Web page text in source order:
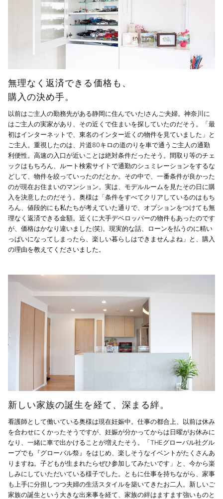
無理なく返済できる価格も、
購入の決め手。
以前はご主人の勤務先がある静岡に住んでいたIさんご夫婦。神奈川に
はご主人の実家があり、その近くで住まいを探していたのだそう。「最
初はインターネットで、東名のインター近くの物件を見ていました」と
ご主人。重視したのは、片道80キロの道のりを車で通うご主人の通勤
利便性。高速の入口が近いことは絶対条件だったそう。間取り等のチェ
ックはもちろん、ルート検索サイトで通勤のシュミレーションをするな
どして、物件を絞っていったのだとか。その中で、一番条件が良かった
のが現在お住まいのマンション。実は、モデルルームを見たその日に購
入を決意したのだそう。奥様は「条件をすべてクリアしているのはもち
ろん、値段的にも私たちが考えていた通りで、オプションをつけても無
理なく返済できる金額。近くに大手デベロッパーの物件もあったのです
が、価格はかなり違いました(笑)。現実的な話、ローンを払うのに精い
っぱいになってしまったら、楽しい暮らしはできませんよね」と、購入
の理由を教えてくださいました。
新しい家族の誕生を経て、深まる絆。
看護師として働いている奥様は現在妊娠中。仕事の都合上、以前は休み
を合わせにくかったそうですが、妊娠が分かってからは日曜がお休みに
なり、一緒に車で出かけることが増えたそう。「THEグローバル社グル
ープでも『グローバル祭』をはじめ、楽しそうなイベントがたくさんあ
りますね。子どもが生まれたらぜひ参加してみたいです」と、今から楽
しみにしていただいている様子でした。ともに仕事を持ちながら、家事
も上手に分担しつつ夫婦の生活スタイルを築いてきたお二人。新しいご
家族の誕生という大きな出来事を経て、家族の絆はますます強いものと